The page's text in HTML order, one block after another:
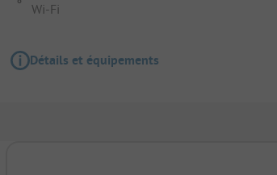
Wi-Fi
Détails et équipements